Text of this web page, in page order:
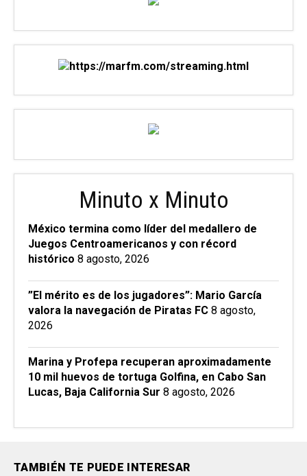
Minuto x Minuto
México termina como líder del medallero de
Juegos Centroamericanos y con récord
histórico 8 agosto, 2026
”El mérito es de los jugadores”: Mario García
valora la navegación de Piratas FC 8 agosto,
2026
Marina y Profepa recuperan aproximadamente
10 mil huevos de tortuga Golfina, en Cabo San
Lucas, Baja California Sur 8 agosto, 2026
TAMBIÉN TE PUEDE INTERESAR